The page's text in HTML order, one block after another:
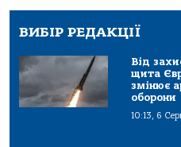
ВИБІР РЕДАКЦІЇ
Від
щита
змінює
оборони
10:13, 6